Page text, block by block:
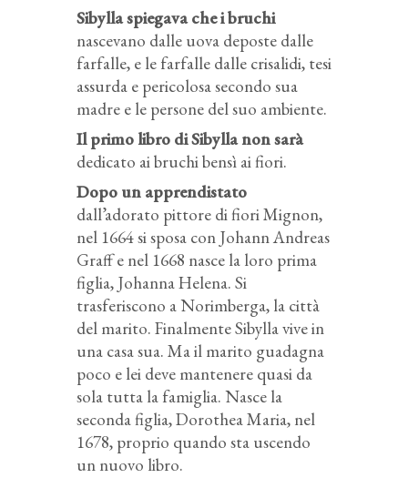
Sibylla spiegava che i bruchi
nascevano dalle uova deposte dalle
farfalle, e le farfalle dalle crisalidi, tesi
assurda e pericolosa secondo sua
madre e le persone del suo ambiente.
Il primo libro di Sibylla non sarà
dedicato ai bruchi bensì ai fiori.
Dopo un apprendistato
dall’adorato pittore di fiori Mignon,
nel 1664 si sposa con Johann Andreas
Graff e nel 1668 nasce la loro prima
figlia, Johanna Helena. Si
trasferiscono a Norimberga, la città
del marito. Finalmente Sibylla vive in
una casa sua. Ma il marito guadagna
poco e lei deve mantenere quasi da
sola tutta la famiglia. Nasce la
seconda figlia, Dorothea Maria, nel
1678, proprio quando sta uscendo
un nuovo libro.